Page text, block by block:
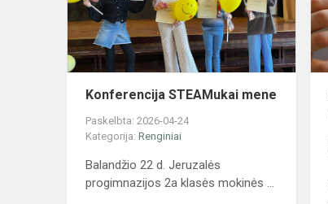
Konferencija STEAMukai mene
Paskelbta: 2026-04-24
Kategorija: Renginiai
Balandžio 22 d. Jeruzalės
progimnazijos 2a klasės mokinės ...